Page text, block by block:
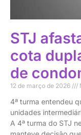
STJ
cota
de
12 de março de 2026
4ª turma entendeu
unidades
A 4ª turma do STJ